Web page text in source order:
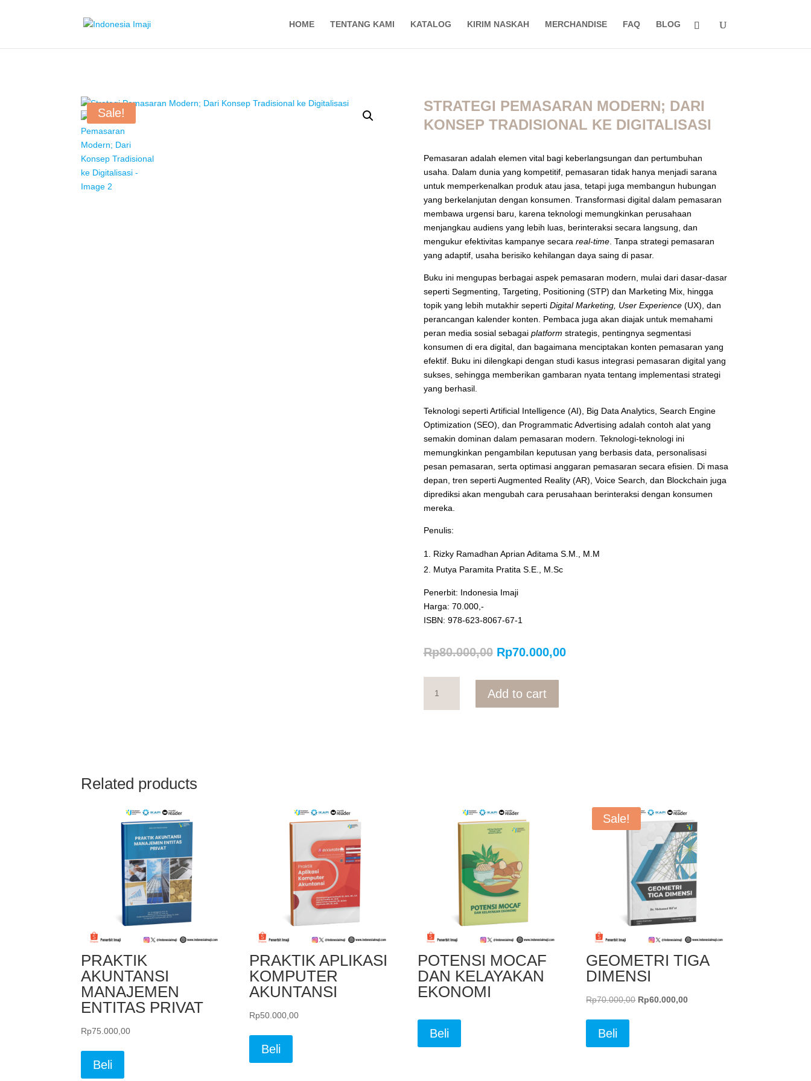
HOME TENTANG KAMI KATALOG KIRIM NASKAH MERCHANDISE FAQ BLOG
Sale!
STRATEGI PEMASARAN MODERN; DARI
KONSEP TRADISIONAL KE DIGITALISASI
Pemasaran adalah elemen vital bagi keberlangsungan dan pertumbuhan
usaha. Dalam dunia yang kompetitif, pemasaran tidak hanya menjadi sarana
untuk memperkenalkan produk atau jasa, tetapi juga membangun hubungan
yang berkelanjutan dengan konsumen. Transformasi digital dalam pemasaran
membawa urgensi baru, karena teknologi memungkinkan perusahaan
menjangkau audiens yang lebih luas, berinteraksi secara langsung, dan
mengukur efektivitas kampanye secara real-time. Tanpa strategi pemasaran
yang adaptif, usaha berisiko kehilangan daya saing di pasar.
Buku ini mengupas berbagai aspek pemasaran modern, mulai dari dasar-dasar
seperti Segmenting, Targeting, Positioning (STP) dan Marketing Mix, hingga
topik yang lebih mutakhir seperti Digital Marketing, User Experience(UX), dan
perancangan kalender konten. Pembaca juga akan diajak untuk memahami
peran media sosial sebagai platform strategis, pentingnya segmentasi
konsumen di era digital, dan bagaimana menciptakan konten pemasaran yang
efektif. Buku ini dilengkapi dengan studi kasus integrasi pemasaran digital yang
sukses, sehingga memberikan gambaran nyata tentang implementasi strategi
yang berhasil.
Teknologi seperti Artificial Intelligence (AI), Big Data Analytics, Search Engine
Optimization (SEO), dan Programmatic Advertising adalah contoh alat yang
semakin dominan dalam pemasaran modern. Teknologi-teknologi ini
memungkinkan pengambilan keputusan yang berbasis data, personalisasi
pesan pemasaran, serta optimasi anggaran pemasaran secara efisien. Di masa
depan, tren seperti Augmented Reality (AR), Voice Search, dan Blockchain juga
diprediksi akan mengubah cara perusahaan berinteraksi dengan konsumen
mereka.
Penulis:
Rizky Ramadhan Aprian Aditama S.M., M.M
Mutya Paramita Pratita S.E., M.Sc
Penerbit: Indonesia Imaji
Harga: 70.000,-
ISBN: 978-623-8067-67-1
Rp80.000,00 Original
was:
Rp80.000,00.
Rp70.000,00Current
Pemasaran
Modern;
Add to cart
Related products
PRAKTIK
AKUNTANSI
MANAJEMEN
ENTITAS PRIVAT
Rp75.000,00
Beli
PRAKTIK APLIKASI
KOMPUTER
AKUNTANSI
Rp50.000,00
Beli
POTENSI MOCAF
DAN KELAYAKAN
EKONOMI
Beli
Sale!
GEOMETRI TIGA
DIMENSI
Rp70.000,00 Original
Rp60.000,00Current
Beli